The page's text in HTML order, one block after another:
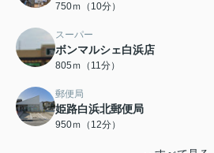
750ｍ（10分）
スーパー
ボンマルシェ白浜店
805ｍ（11分）
郵便局
姫路白浜北郵便局
950ｍ（12分）